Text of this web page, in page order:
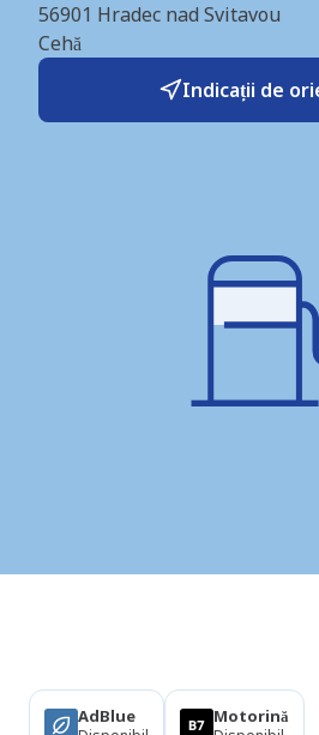
56901 Hradec nad Svitavou
Cehă
Indicații de
AdBlue Motorină